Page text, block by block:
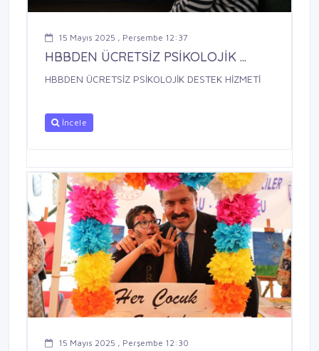
15 Mayıs 2025 , Perşembe 12:37
HBBDEN ÜCRETSİZ PSİKOLOJİK ...
HBBDEN ÜCRETSİZ PSİKOLOJİK DESTEK HİZMETİ
İncele
15 Mayıs 2025 , Perşembe 12:30